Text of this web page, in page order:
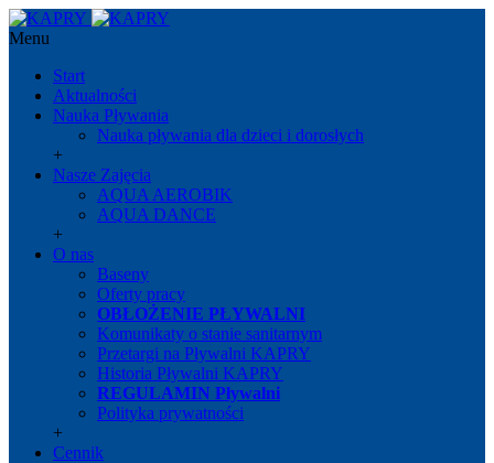
Menu
Start
Aktualności
Nauka Pływania
Nauka pływania dla dzieci i dorosłych
+
Nasze Zajęcia
AQUA AEROBIK
AQUA DANCE
+
O nas
Baseny
Oferty pracy
OBŁOŻENIE PŁYWALNI
Komunikaty o stanie sanitarnym
Przetargi na Pływalni KAPRY
Historia Pływalni KAPRY
REGULAMIN Pływalni
Polityka prywatności
+
Cennik